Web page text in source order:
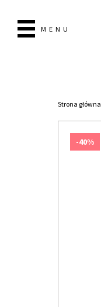
MENU
Strona główna
-40%